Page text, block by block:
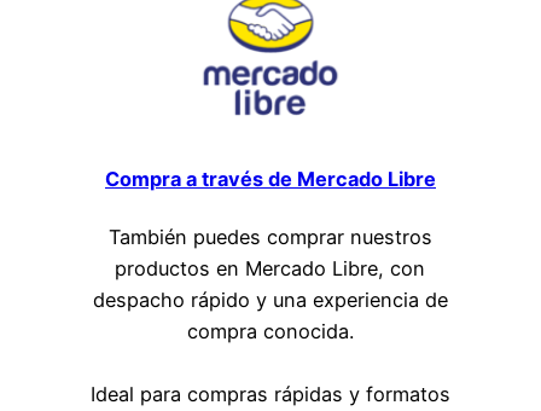
Compra a través de Mercado Libre
También puedes comprar nuestros
productos en Mercado Libre, con
despacho rápido y una experiencia de
compra conocida.
Ideal para compras rápidas y formatos